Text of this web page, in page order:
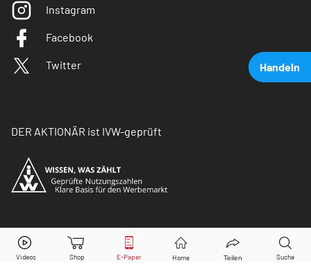
Handeln
Beyond MeatAktie jetzt handeln?
Instagram
Facebook
Twitter
DER AKTIONÄR ist IVW-geprüft
© Copyright 2026 Börsenmedien AG. Alle Rechte